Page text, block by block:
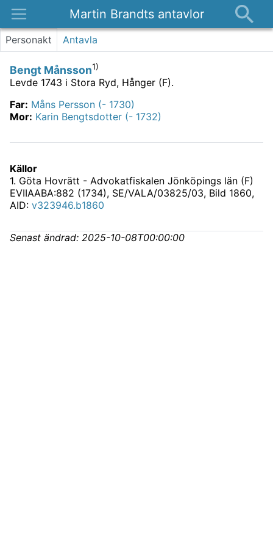
Martin Brandts antavlor
Platser
Om
Kontakt
Personakt Antavla
Bengt Månsson1)
Levde 1743 i Stora Ryd, Hånger (F).
Far: Måns Persson (- 1730)
Mor: Karin Bengtsdotter (- 1732)
Källor
1. Göta Hovrätt - Advokatfiskalen Jönköpings län (F)
EVIIAABA:882 (1734), SE/VALA/03825/03, Bild 1860,
AID: v323946.b1860
Senast ändrad: 2025-10-08T00:00:00